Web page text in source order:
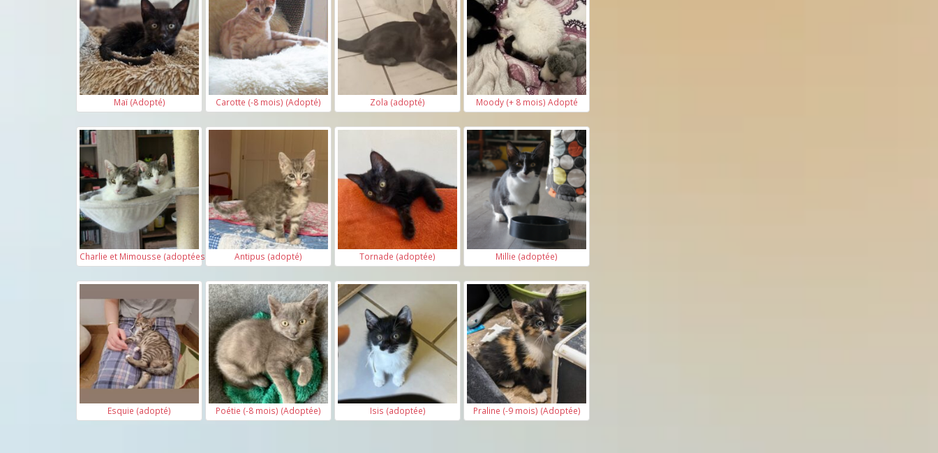
Maï (Adopté) Carotte (-8 mois) (Adopté) Zola (adopté) Moody (+ 8 mois) Adopté
Charlie et Mimousse (adoptées) Antipus (adopté) Tornade (adoptée) Millie (adoptée)
Esquie (adopté) Poétie (-8 mois) (Adoptée) Isis (adoptée) Praline (-9 mois) (Adoptée)